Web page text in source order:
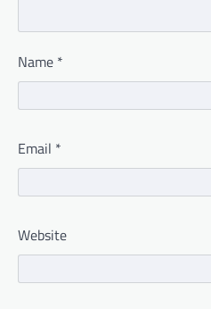
Name *
Email *
Website